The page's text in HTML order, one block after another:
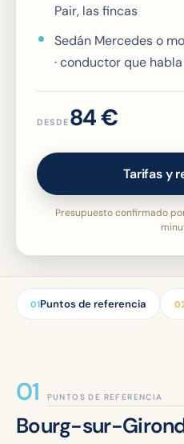
Pair, las fincas
Sedán Mercedes o
· conductor que
DESDE 84 €
Tarifas y
Presupuesto confirmado
01Puntos de referencia
PUNTOS DE REFERENCIA
Bourg-sur-